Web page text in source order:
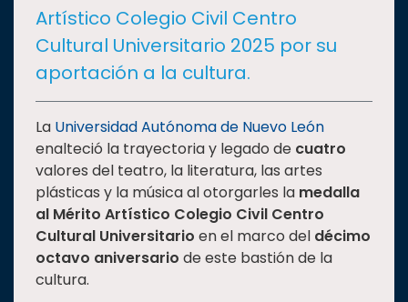
SALUD
SUSTENTABILIDAD
TEMAS
Oferta
educativa
Estudiantes
Artístico Colegio Civil Centro
Cultural Universitario 2025 por su
aportación a la cultura.
La Universidad Autónoma de Nuevo León
enalteció la trayectoria y legado de cuatro
valores del teatro, la literatura, las artes
plásticas y la música al otorgarles la medalla
al Mérito Artístico Colegio Civil Centro
Cultural Universitario en el marco del décimo
octavo aniversario de este bastión de la
cultura.